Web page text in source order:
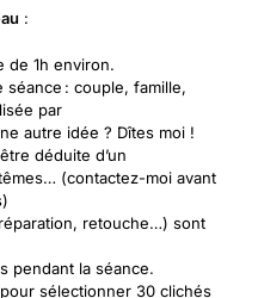
:
de 1h environ.
: couple, famille,
par
autre idée ? Dîtes moi !
déduite d’un
(contactez-moi avant
retouche…) sont
pendant la séance.
sélectionner 30 clichés